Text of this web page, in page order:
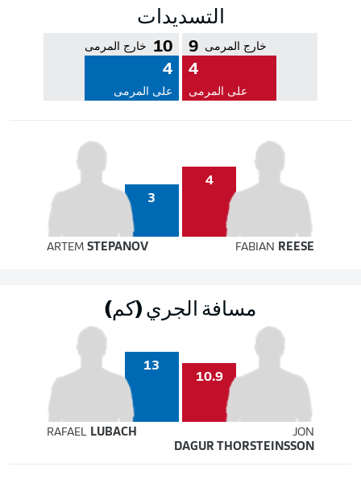
التسديدات
9 خارج المرمى
4
على المرمى
10 خارج المرمى
4
على المرمى
4
3
ARTEM STEPANOV FABIAN REESE
مسافة الجري (كم)
10.9
13
RAFAEL LUBACH
JON
DAGUR THORSTEINSSON